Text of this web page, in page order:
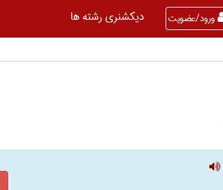
ورود/عضویت دیکشنری رشته ها